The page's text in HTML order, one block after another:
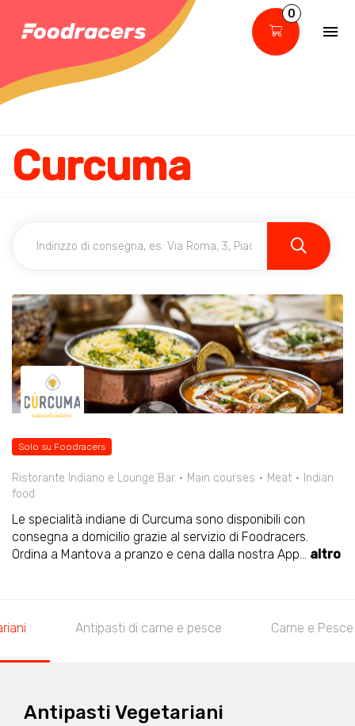
0
Curcuma
Solo su Foodracers
Ristorante Indiano e Lounge Bar Main courses Meat
Indian
food
Le specialità indiane di Curcuma sono disponibili con
consegna a domicilio grazie al servizio di Foodracers.
Ordina a Mantova a pranzo e cena dalla nostra App... altro
Antipasti di carne e pesce Carne e Pesce
Antipasti Vegetariani